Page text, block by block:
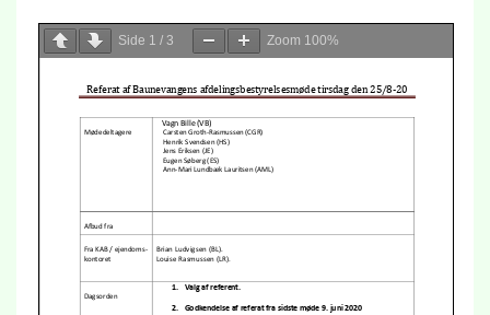
Side 1 / 3 Zoom 100%